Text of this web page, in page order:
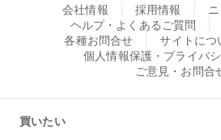
会社情報 採用情報
ヘルプ・よくあるご質問
各種お問合せ
サイトにつ
個人情報保護・プライバ
ご意見・お問合
買いたい